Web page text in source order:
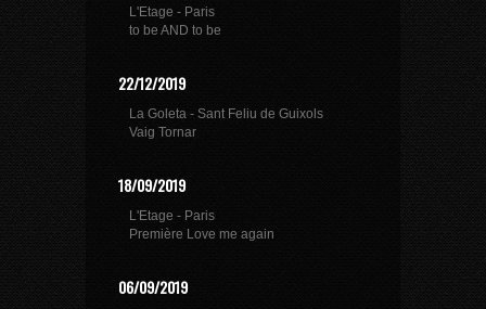
L'Etage - Paris
to be AND to be
22/12/2019
La Goleta - Sant Feliu de Guixols
Vaig Tornar
18/09/2019
L'Etage - Paris
Première Love me again
06/09/2019